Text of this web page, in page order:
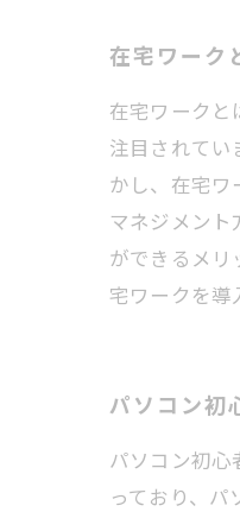
在宅ワーク
在宅ワーク
注目されてい
かし、在宅
マネジメン
ができるメ
宅ワークを導
パソコン初
パソコン初心
っており、